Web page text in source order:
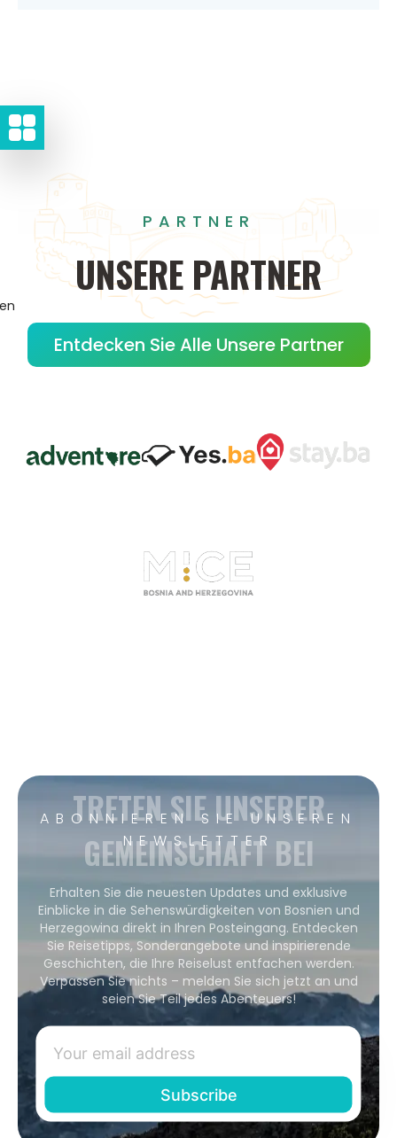
PARTNER
UNSERE PARTNER
Entdecken Sie Alle Unsere Partner
ABONNIEREN SIE UNSEREN
NEWSLETTER
TRETEN SIE UNSERER
GEMEINSCHAFT BEI
Erhalten Sie die neuesten Updates und exklusive
Einblicke in die Sehenswürdigkeiten von Bosnien und
Herzegowina direkt in Ihren Posteingang. Entdecken
Sie Reisetipps, Sonderangebote und inspirierende
Geschichten, die Ihre Reiselust entfachen werden.
Verpassen Sie nichts – melden Sie sich jetzt an und
seien Sie Teil jedes Abenteuers!